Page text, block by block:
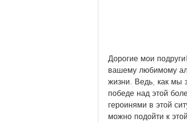
Дорогие мои
вашему любимому
жизни. Ведь, как мы
победе над этой
героинями в этой
можно подойти к